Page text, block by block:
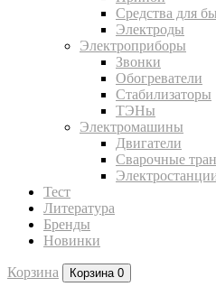
Средства для
Электроды
Электроприборы
Звонки
Обогреватели
Стабилизаторы
ТЭНы
Электромашины
Двигатели
Сварочные
Тест
Литература
Бренды
Новинки
Корзина Корзина 0